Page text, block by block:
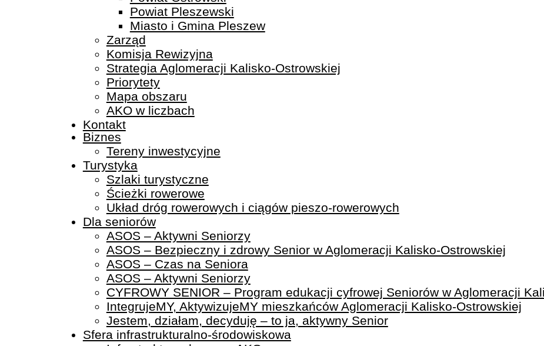
Powiat Pleszewski
Miasto i Gmina Pleszew
Zarząd
Komisja Rewizyjna
Strategia Aglomeracji Kalisko-Ostrowskiej
Priorytety
Mapa obszaru
AKO w liczbach
Kontakt
Biznes
Tereny inwestycyjne
Turystyka
Szlaki turystyczne
Ścieżki rowerowe
Układ dróg rowerowych i ciągów pieszo-rowerowych
Dla seniorów
ASOS – Aktywni Seniorzy
ASOS – Bezpieczny i zdrowy Senior w Aglomeracji Kalisko-Ostrowskiej
ASOS – Czas na Seniora
ASOS – Aktywni Seniorzy
CYFROWY SENIOR – Program edukacji cyfrowej Seniorów w Aglomeracji
IntegrujeMY, AktywizujeMY mieszkańców Aglomeracji Kalisko-Ostrowskiej
Jestem, działam, decyduję – to ja, aktywny Senior
Sfera infrastrukturalno-środowiskowa